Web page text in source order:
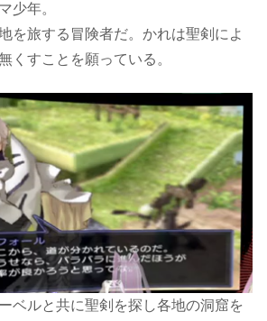
少年。
を旅する冒険者だ。かれは聖剣によ
くすことを願っている。
ベルと共に聖剣を探し各地の洞窟を